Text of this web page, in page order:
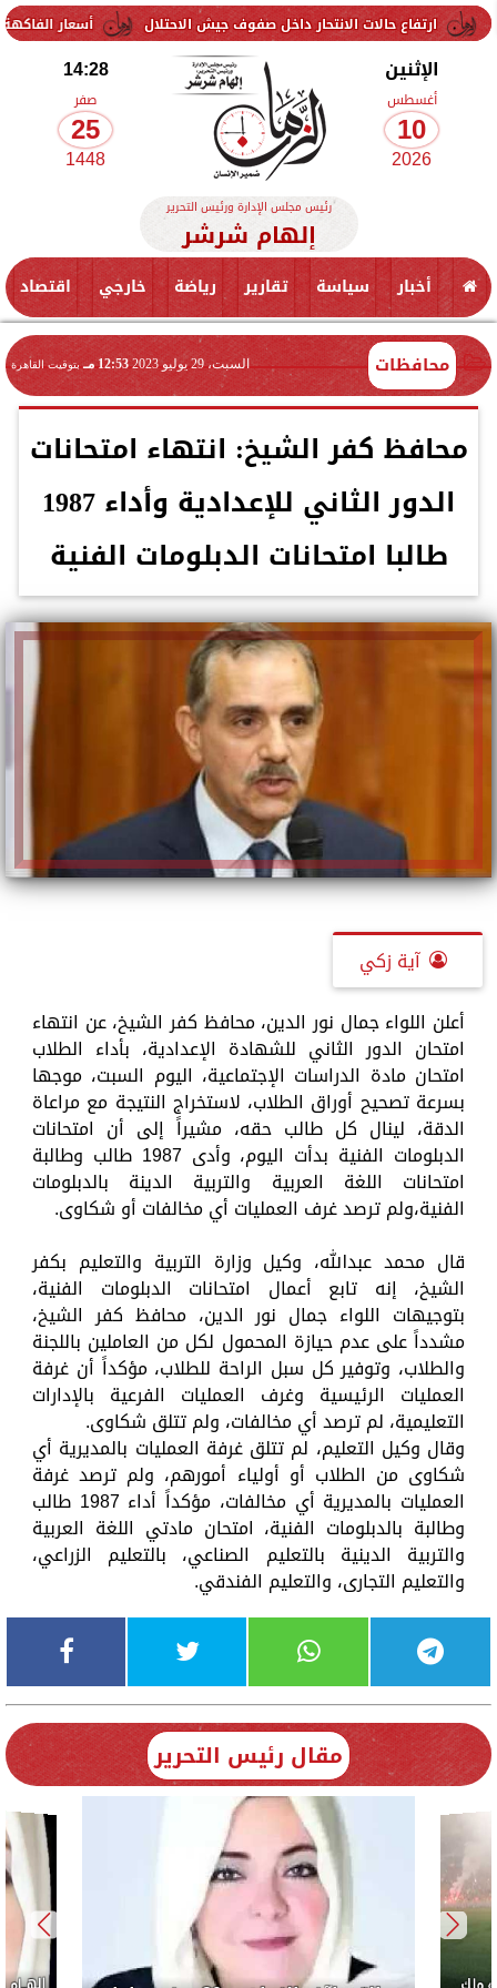
أسعار الفاكهة اليوم الإثنين 10 أغسطس 2026 في الأسواق.. الموز حالات الانتحار داخل صفوف جيش الاحتلال
الإثنين
أغسطس
10
2026
14:28
صفر
25
1448
رئيس مجلس الإدارة ورئيس التحرير
إلهام شرشر
أخبار سياسة تقارير رياضة خارجي اقتصاد
محافظات السبت، 29 يوليو 2023 12:53 مـ بتوقيت القاهرة
محافظ كفر الشيخ: انتهاء امتحانات
الدور الثاني للإعدادية وأداء 1987
طالبا امتحانات الدبلومات الفنية
آية زكي
أعلن اللواء جمال نور الدين، محافظ كفر الشيخ، عن انتهاء
امتحان الدور الثاني للشهادة الإعدادية، بأداء الطلاب
امتحان مادة الدراسات الإجتماعية، اليوم السبت، موجها
بسرعة تصحيح أوراق الطلاب، لاستخراج النتيجة مع مراعاة
الدقة، لينال كل طالب حقه، مشيراً إلى أن امتحانات
الدبلومات الفنية بدأت اليوم، وأدى 1987 طالب وطالبة
امتحانات اللغة العربية والتربية الدينة بالدبلومات
الفنية،ولم ترصد غرف العمليات أي مخالفات أو شكاوى.
قال محمد عبدالله، وكيل وزارة التربية والتعليم بكفر
الشيخ، إنه تابع أعمال امتحانات الدبلومات الفنية،
بتوجيهات اللواء جمال نور الدين، محافظ كفر الشيخ،
مشدداً على عدم حيازة المحمول لكل من العاملين باللجنة
والطلاب، وتوفير كل سبل الراحة للطلاب، مؤكداً أن غرفة
العمليات الرئيسية وغرف العمليات الفرعية بالإدارات
التعليمية، لم ترصد أي مخالفات، ولم تتلق شكاوى.
وقال وكيل التعليم، لم تتلق غرفة العمليات بالمديرية أي
شكاوى من الطلاب أو أولياء أمورهم، ولم ترصد غرفة
العمليات بالمديرية أي مخالفات، مؤكداً أداء 1987 طالب
وطالبة بالدبلومات الفنية، امتحان مادتي اللغة العربية
والتربية الدينية بالتعليم الصناعي، بالتعليم الزراعي،
والتعليم التجارى، والتعليم الفندقي.
مقال رئيس التحرير